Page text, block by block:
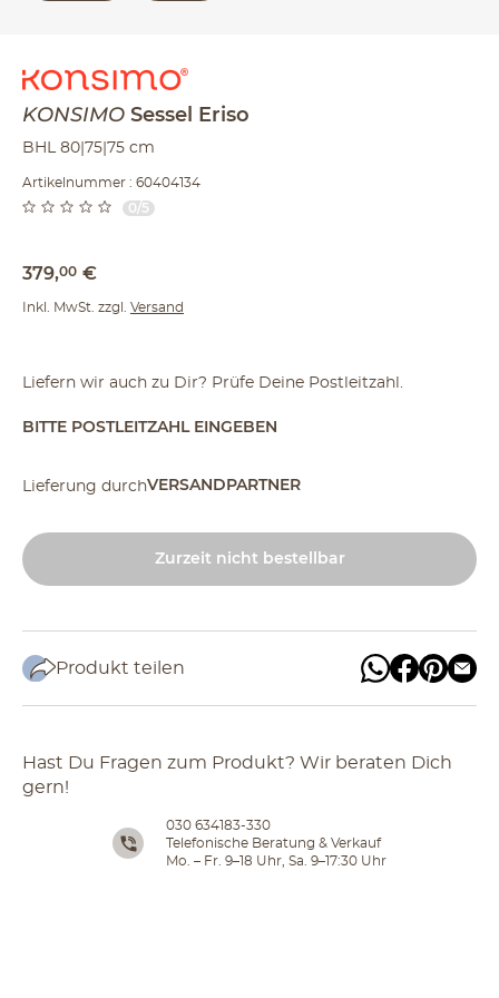
KONSIMO Sessel Eriso
BHL 80|75|75 cm
Artikelnummer : 60404134
0/5
379,00 €
Inkl. MwSt. zzgl. Versand
Liefern wir auch zu Dir? Prüfe Deine Postleitzahl.
BITTE POSTLEITZAHL EINGEBEN
Lieferung durchVERSANDPARTNER
Zurzeit nicht bestellbar
Produkt teilen
Hast Du Fragen zum Produkt? Wir beraten Dich
gern!
030 634183-330
Telefonische Beratung & Verkauf
Mo. – Fr. 9–18 Uhr, Sa. 9–17:30 Uhr